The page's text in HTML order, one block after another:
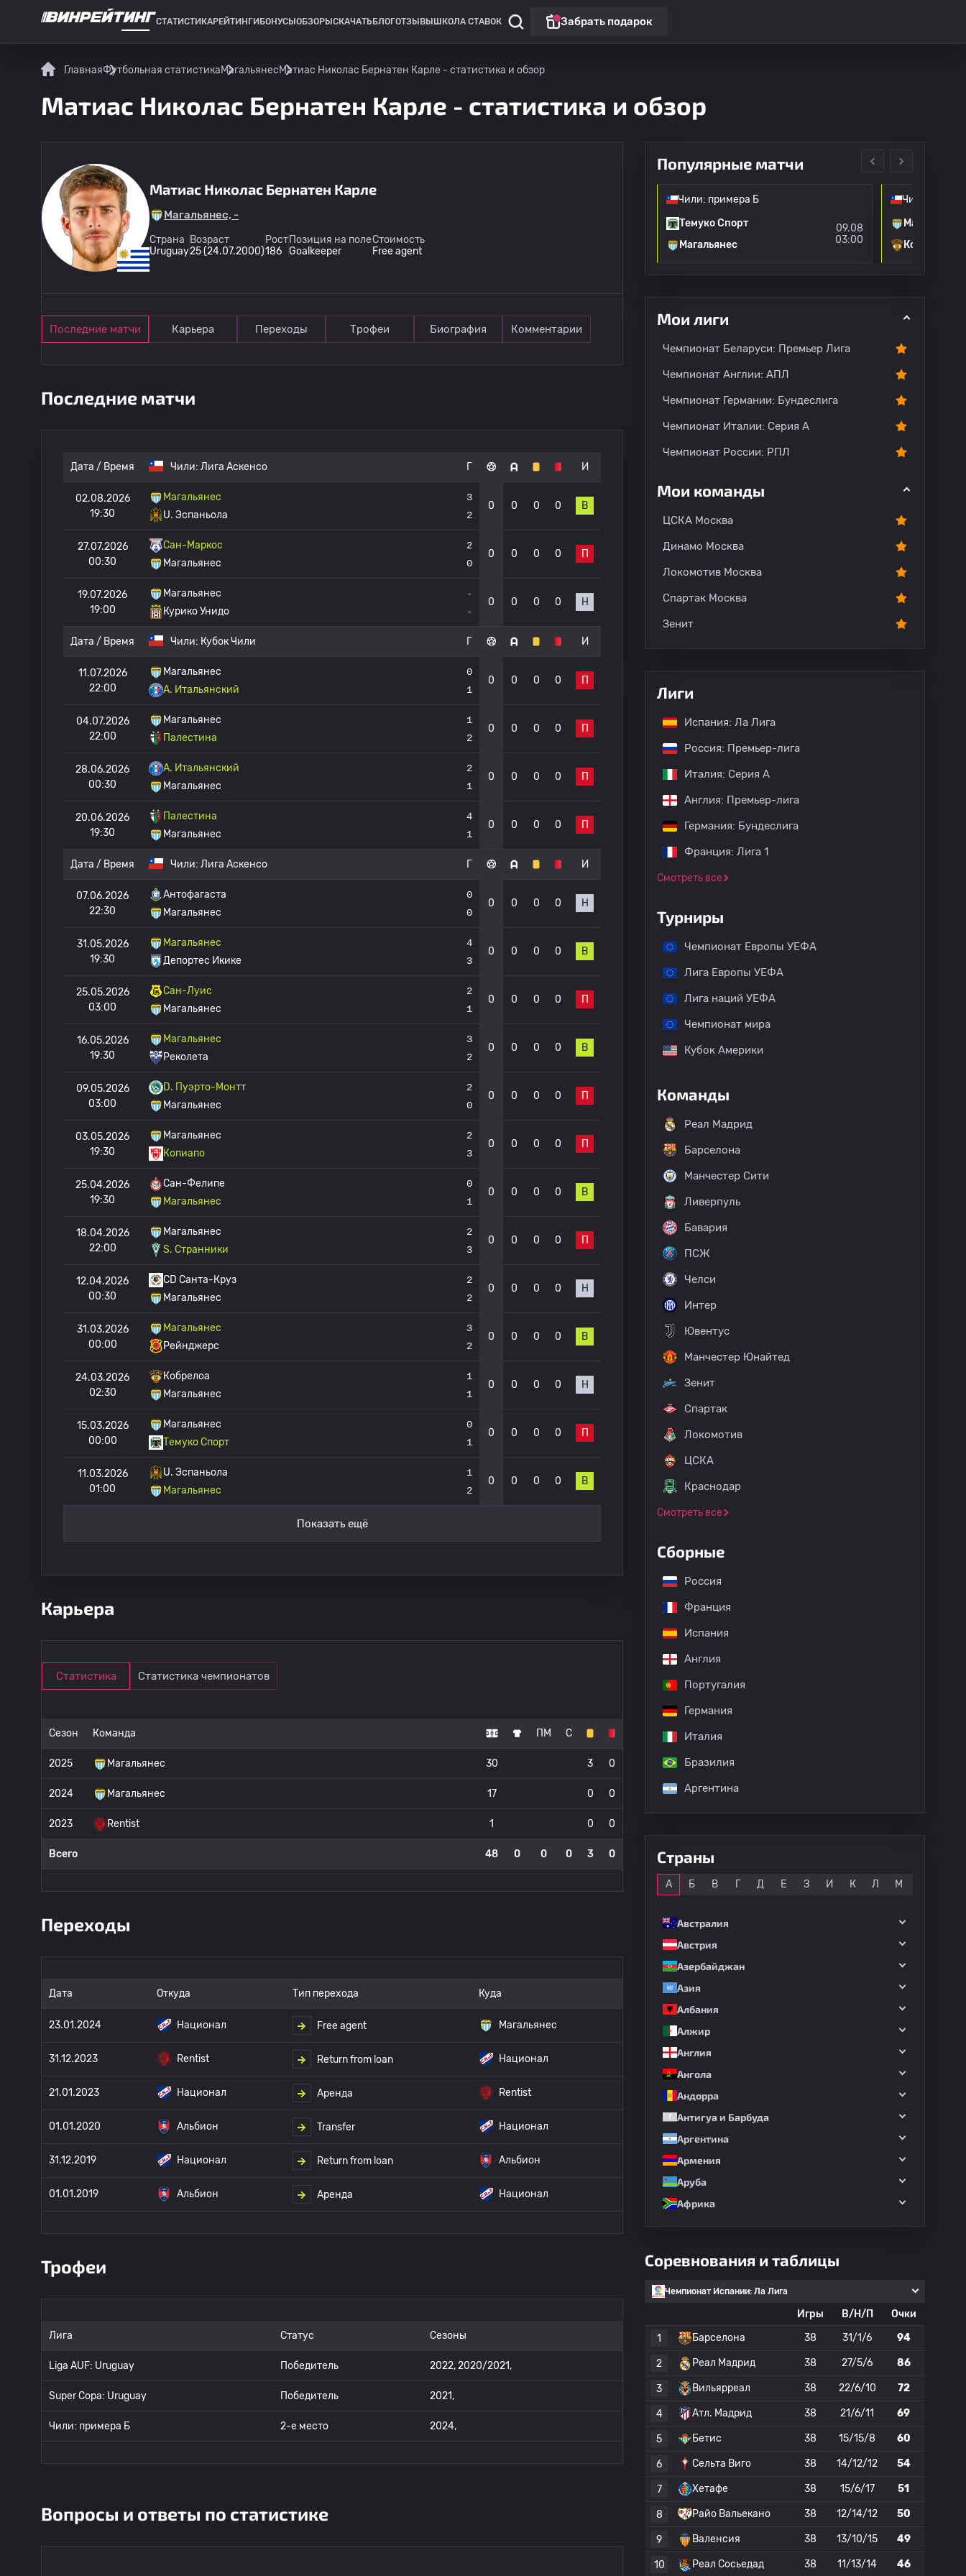
СТАТИСТИКАРЕЙТИНГИ БОНУСЫ ОБЗОРЫ СКАЧАТЬ БЛОГОТЗЫВЫ ШКОЛА СТАВОК Забрать подарок
ГлавнаяФутбольная статистикаМагальянесМатиас Николас Бернатен Карле - статистика и обзор
Матиас Николас Бернатен Карле - статистика и обзор
Матиас Николас Бернатен Карле
Магальянес, -
Страна
Uruguay
Возраст
25 (24.07.2000)
Рост
186
Позиция на поле
Goalkeeper
Стоимость
Free agent
Последние матчи Карьера Переходы Трофеи Биография Комментарии
Последние матчи
Дата / Время Чили: Лига Аскенсо Г И
02.08.2026
19:30
Магальянес
U. Эспаньола
3
2
0 0 0 0 В
27.07.2026
00:30
Сан-Маркос
Магальянес
2
0
0 0 0 0 П
19.07.2026
19:00
Магальянес
Курико Унидо
-
-
0 0 0 0 Н
Дата / Время Чили: Кубок Чили Г И
11.07.2026
22:00
Магальянес
A. Итальянский
0
1
0 0 0 0 П
04.07.2026
22:00
Магальянес
Палестина
1
2
0 0 0 0 П
28.06.2026
00:30
A. Итальянский
Магальянес
2
1
0 0 0 0 П
20.06.2026
19:30
Палестина
Магальянес
4
1
0 0 0 0 П
Дата / Время Чили: Лига Аскенсо Г И
07.06.2026
22:30
Антофагаста
Магальянес
0
0
0 0 0 0 Н
31.05.2026
19:30
Магальянес
Депортес Икике
4
3
0 0 0 0 В
25.05.2026
03:00
Сан-Луис
Магальянес
2
1
0 0 0 0 П
16.05.2026
19:30
Магальянес
Реколета
3
2
0 0 0 0 В
09.05.2026
03:00
D. Пуэрто-Монтт
Магальянес
2
0
0 0 0 0 П
03.05.2026
19:30
Магальянес
Копиапо
2
3
0 0 0 0 П
25.04.2026
19:30
Сан-Фелипе
Магальянес
0
1
0 0 0 0 В
18.04.2026
22:00
Магальянес
S. Странники
2
3
0 0 0 0 П
12.04.2026
00:30
CD Санта-Круз
Магальянес
2
2
0 0 0 0 Н
31.03.2026
00:00
Магальянес
Рейнджерс
3
2
0 0 0 0 В
24.03.2026
02:30
Кобрелоа
Магальянес
1
1
0 0 0 0 Н
15.03.2026
00:00
Магальянес
Темуко Спорт
0
1
0 0 0 0 П
11.03.2026
01:00
U. Эспаньола
Магальянес
1
2
0 0 0 0 В
Показать ещё
Карьера
Статистика Статистика чемпионатов
Сезон Команда ПМ С
2025 Магальянес 30 3 0
2024 Магальянес 17 0 0
2023 Rentist 1 0 0
Всего 48 0 0 0 3 0
Переходы
Дата Откуда Тип перехода Куда
23.01.2024 Национал Free agent Магальянес
31.12.2023 Rentist Return from loan Национал
21.01.2023 Национал Аренда Rentist
01.01.2020 Альбион Transfer Национал
31.12.2019 Национал Return from loan Альбион
01.01.2019 Альбион Аренда Национал
Трофеи
Лига Статус Сезоны
Liga AUF: Uruguay Победитель 2022, 2020/2021,
Super Copa: Uruguay Победитель 2021,
Чили: примера Б 2-е место 2024,
Вопросы и ответы по статистике
Популярные матчи
Чили: примера Б
Темуко Спорт
Магальянес
09.08
03:00
Чили:
Магальянес
Кобрелоа
Мои лиги
Чемпионат Беларуси: Премьер Лига
Чемпионат Англии: АПЛ
Чемпионат Германии: Бундеслига
Чемпионат Италии: Серия А
Чемпионат России: РПЛ
Мои команды
ЦСКА Москва
Динамо Москва
Локомотив Москва
Спартак Москва
Зенит
Лиги
Испания: Ла Лига
Россия: Премьер-лига
Италия: Серия А
Англия: Премьер-лига
Германия: Бундеслига
Франция: Лига 1
Смотреть все
Турниры
Чемпионат Европы УЕФА
Лига Европы УЕФА
Лига наций УЕФА
Чемпионат мира
Кубок Америки
Команды
Реал Мадрид
Барселона
Манчестер Сити
Ливерпуль
Бавария
ПСЖ
Челси
Интер
Ювентус
Манчестер Юнайтед
Зенит
Спартак
Локомотив
ЦСКА
Краснодар
Смотреть все
Сборные
Россия
Франция
Испания
Англия
Португалия
Германия
Италия
Бразилия
Аргентина
Страны
А Б В Г Д Е З И К Л М
Австралия
Австрия
Азербайджан
Азия
Албания
Алжир
Англия
Ангола
Андорра
Антигуа и Барбуда
Аргентина
Армения
Аруба
Африка
Соревнования и таблицы
Чемпионат Испании: Ла Лига
Игры В/Н/П
Очки
1
Барселона 38 31/1/6 94
2 Реал Мадрид 38 27/5/6 86
3 Вильярреал 38 22/6/10 72
4 Атл. Мадрид 38 21/6/11 69
5 Бетис 38 15/15/8 60
6 Сельта Виго 38 14/12/12 54
7 Хетафе 38 15/6/17 51
8 Райо Вальекано 38 12/14/12 50
9 Валенсия 38 13/10/15 49
10 Реал Сосьедад 38 11/13/14 46